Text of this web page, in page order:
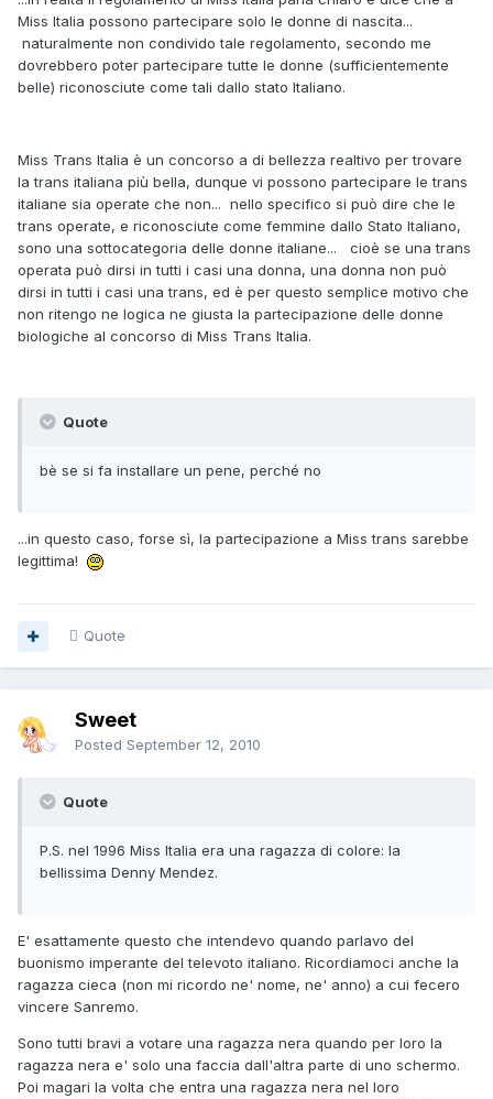
Miss Italia possono partecipare solo le donne di nascita...
naturalmente non condivido tale regolamento, secondo me
dovrebbero poter partecipare tutte le donne (sufficientemente
belle) riconosciute come tali dallo stato Italiano.
Miss Trans Italia è un concorso a di bellezza realtivo per trovare
la trans italiana più bella, dunque vi possono partecipare le trans
italiane sia operate che non... nello specifico si può dire che le
trans operate, e riconosciute come femmine dallo Stato Italiano,
sono una sottocategoria delle donne italiane... cioè se una trans
operata può dirsi in tutti i casi una donna, una donna non può
dirsi in tutti i casi una trans, ed è per questo semplice motivo che
non ritengo ne logica ne giusta la partecipazione delle donne
biologiche al concorso di Miss Trans Italia.
Quote
bè se si fa installare un pene, perché no
...in questo caso, forse sì, la partecipazione a Miss trans sarebbe
legittima!
Quote
Sweet
Posted September 12, 2010
Quote
P.S. nel 1996 Miss Italia era una ragazza di colore: la
bellissima Denny Mendez.
E' esattamente questo che intendevo quando parlavo del
buonismo imperante del televoto italiano. Ricordiamoci anche la
ragazza cieca (non mi ricordo ne' nome, ne' anno) a cui fecero
vincere Sanremo.
Sono tutti bravi a votare una ragazza nera quando per loro la
ragazza nera e' solo una faccia dall'altra parte di uno schermo.
Poi magari la volta che entra una ragazza nera nel loro